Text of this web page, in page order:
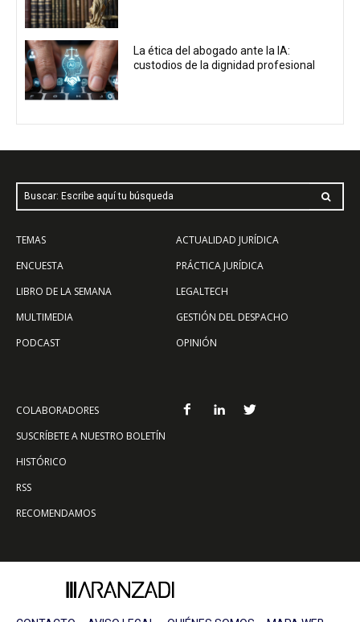
La ética del abogado ante la IA:
custodios de la dignidad profesional
Buscar: Escribe aquí tu búsqueda
TEMAS
ENCUESTA
LIBRO DE LA SEMANA
MULTIMEDIA
PODCAST
ACTUALIDAD JURÍDICA
PRÁCTICA JURÍDICA
LEGALTECH
GESTIÓN DEL DESPACHO
OPINIÓN
COLABORADORES
SUSCRÍBETE A NUESTRO BOLETÍN
HISTÓRICO
RSS
RECOMENDAMOS